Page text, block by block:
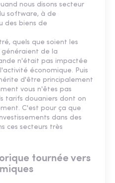
nous disons secteur
software, à de
des biens de
quels que soient les
généraient de la
n'était pas impactée
économique. Puis
d'être principalement
vous n'êtes pas
tarifs douaniers dont on
C'est pour ça que
dans des
ces secteurs très
tournée vers